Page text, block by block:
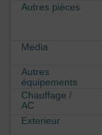
Autres pièces
Media
Autres
équipements
Chauffage /
AC
Exterieur